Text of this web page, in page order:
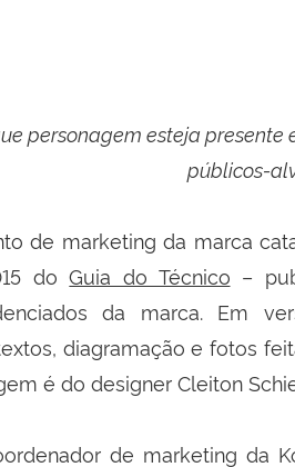
personagem esteja
públicos-
de marketing da marca
doGuia do Técnico –
da marca. Em
diagramação e fotos
é do designer Cleiton
de marketing da